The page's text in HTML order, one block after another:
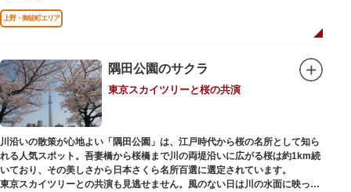
上野・御徒町エリア
隅田公園のサクラ
東京スカイツリーと桜の共演
川沿いの散策が心地よい「隅田公園」は、江戸時代から桜の名所として知ら
れる人気スポット。吾妻橋から桜橋まで川の両堤沿いに広がる桜は約1km続
いており、その美しさから日本さくら名所百選に選定されています。
東京スカイツリーとの共演も見逃せません。風のない日は川の水面に映った